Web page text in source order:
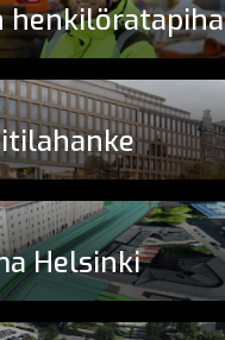
henkilöratapiha
Helsinki